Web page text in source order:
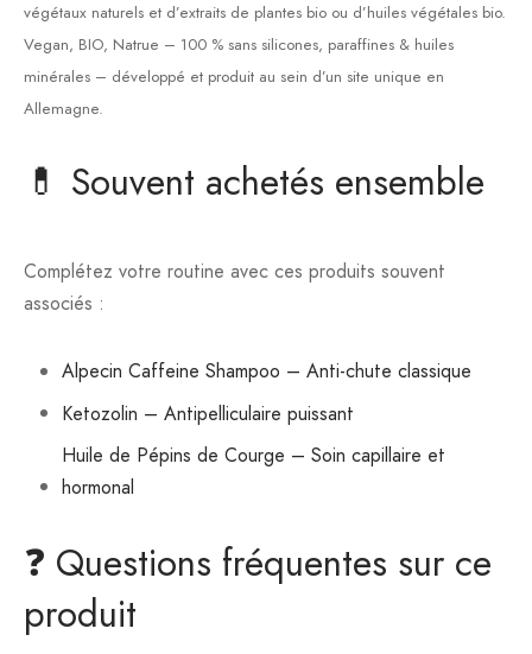
végétaux naturels et d’extraits de plantes bio ou d’huiles végétales bio.
Vegan, BIO, Natrue – 100 % sans silicones, paraffines & huiles
minérales – développé et produit au sein d’un site unique en
Allemagne.
💊 Souvent achetés ensemble
Complétez votre routine avec ces produits souvent
associés :
Alpecin Caffeine Shampoo – Anti-chute classique
Ketozolin – Antipelliculaire puissant
Huile de Pépins de Courge – Soin capillaire et
hormonal
❓ Questions fréquentes sur ce
produit